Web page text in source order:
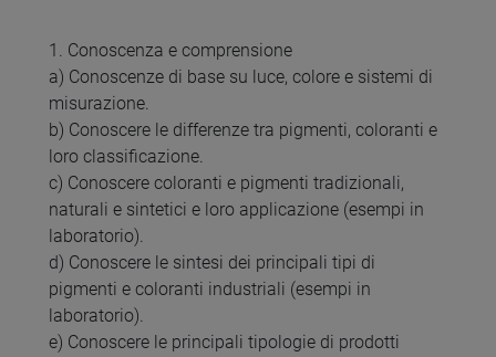
1. Conoscenza e comprensione
a) Conoscenze di base su luce, colore e sistemi di
misurazione.
b) Conoscere le differenze tra pigmenti, coloranti e
loro classificazione.
c) Conoscere coloranti e pigmenti tradizionali,
naturali e sintetici e loro applicazione (esempi in
laboratorio).
d) Conoscere le sintesi dei principali tipi di
pigmenti e coloranti industriali (esempi in
laboratorio).
e) Conoscere le principali tipologie di prodotti